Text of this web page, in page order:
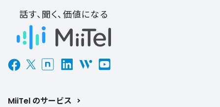
話す、聞く、価値になる
MiiTel のサービス